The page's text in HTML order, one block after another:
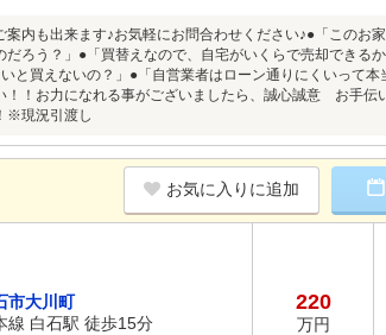
内も出来ます♪お気軽にお問合わせください♪●「このお
だろう？」●「買替えなので、自宅がいくらで売却でき
と買えないの？」●「自営業者はローン通りにくいって
！！お力になれる事がございましたら、誠心誠意 お
現況引渡し
お気に入りに追加
市大川町
線 白石駅 徒歩15分
220
万円